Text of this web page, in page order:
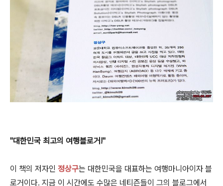
"대한민국 최고의 여행블로거!"
이 책의 저자인 정상구는 대한민국을 대표하는 여행마니아이자 블
로거이다. 지금 이 시간에도 수많은 네티즌들이 그의 블로그에서